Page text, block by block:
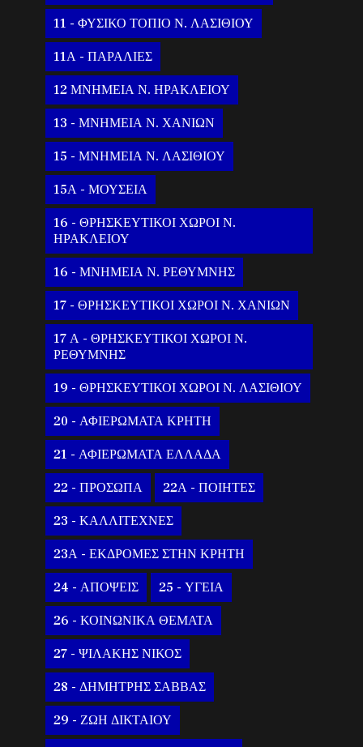
11 - ΦΥΣΙΚΟ ΤΟΠΙΟ Ν. ΛΑΣΙΘΙΟΥ
11Α - ΠΑΡΑΛΙΕΣ
12 ΜΝΗΜΕΙΑ Ν. ΗΡΑΚΛΕΙΟΥ
13 - ΜΝΗΜΕΙΑ Ν. ΧΑΝΙΩΝ
15 - ΜΝΗΜΕΙΑ Ν. ΛΑΣΙΘΙΟΥ
15Α - ΜΟΥΣΕΙΑ
16 - ΘΡΗΣΚΕΥΤΙΚΟΙ ΧΩΡΟΙ Ν.
ΗΡΑΚΛΕΙΟΥ
16 - ΜΝΗΜΕΙΑ Ν. ΡΕΘΥΜΝΗΣ
17 - ΘΡΗΣΚΕΥΤΙΚΟΙ ΧΩΡΟΙ Ν. ΧΑΝΙΩΝ
17 Α - ΘΡΗΣΚΕΥΤΙΚΟΙ ΧΩΡΟΙ Ν.
ΡΕΘΥΜΝΗΣ
19 - ΘΡΗΣΚΕΥΤΙΚΟΙ ΧΩΡΟΙ Ν. ΛΑΣΙΘΙΟΥ
20 - ΑΦΙΕΡΩΜΑΤΑ ΚΡΗΤΗ
21 - ΑΦΙΕΡΩΜΑΤΑ ΕΛΛΑΔΑ
22 - ΠΡΟΣΩΠΑ 22Α - ΠΟΙΗΤΕΣ
23 - ΚΑΛΛΙΤΕΧΝΕΣ
23Α - ΕΚΔΡΟΜΕΣ ΣΤΗΝ ΚΡΗΤΗ
24 - ΑΠΟΨΕΙΣ 25 - ΥΓΕΙΑ
26 - ΚΟΙΝΩΝΙΚΑ ΘΕΜΑΤΑ
27 - ΨΙΛΑΚΗΣ ΝΙΚΟΣ
28 - ΔΗΜΗΤΡΗΣ ΣΑΒΒΑΣ
29 - ΖΩΗ ΔΙΚΤΑΙΟΥ